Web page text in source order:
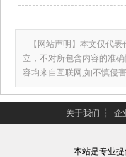
【网站声明】本文仅代表
立，不对所包含内容的准
容均来自互联网,如不慎侵
关于我们 ┆ 企
本站是专业